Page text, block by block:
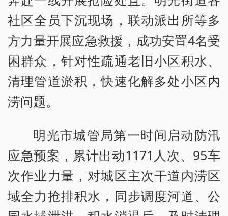
社区全员下沉现场，联动派出所等多
方力量开展应急救援，成功安置4名受
困群众，针对性疏通老旧小区积水、
清理管道淤积，快速化解多处小区内
涝问题。
明光市城管局第一时间启动防汛
应急预案，累计出动1171人次、95车
次作业力量，对城区主次干道内涝区
域全力抢排积水，同步调度河道、公